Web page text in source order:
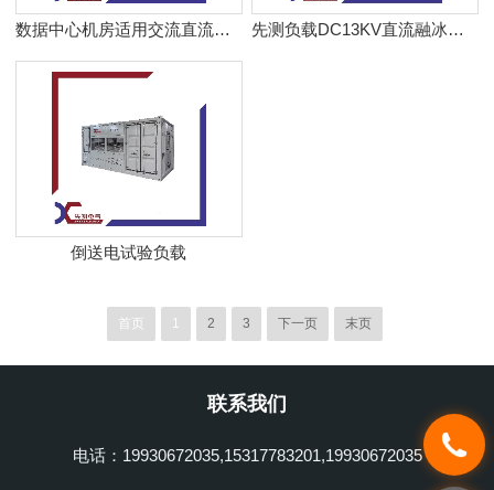
数据中心机房适用交流直流机架式负载箱负载柜 先测负载DC13KV直流融冰电源车检测检修负载柜
倒送电试验负载
首页 1 2 3 下一页 末页
联系我们
电话：19930672035,15317783201,19930672035